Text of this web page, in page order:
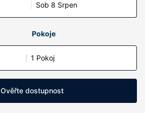
Sob 8 Srpen
Pokoje
1 Pokoj
Ověřte dostupnost